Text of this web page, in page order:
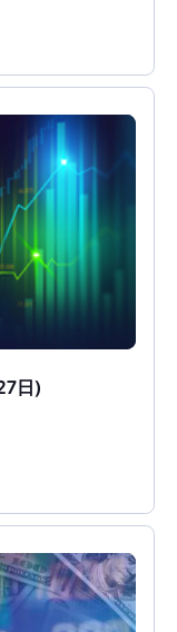
日)